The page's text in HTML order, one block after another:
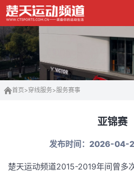
首页>穿线服务>服务赛事
亚锦赛
发布时间：2026-04-
楚天运动频道2015-2019年间曾多